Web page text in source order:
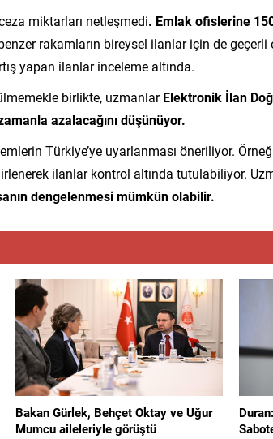
miktarları netleşmedi. Emlak ofislerine
rakamların bireysel ilanlar için de
yapan ilanlar inceleme altında.
birlikte, uzmanlarElektronik İlan
azalacağını düşünüyor.
Türkiye’ye uyarlanması öneriliyor.
ilanlar kontrol altında tutulabiliyor.
dengelenmesi mümkün olabilir.
Bakan Gürlek, Behçet Oktay ve Uğur
Mumcu aileleriyle görüştü